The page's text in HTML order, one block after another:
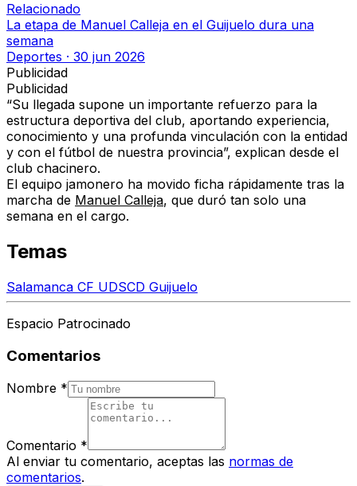
Relacionado
La etapa de Manuel Calleja en el Guijuelo dura una
semana
Deportes · 30 jun 2026
Publicidad
Publicidad
“Su llegada supone un importante refuerzo para la
estructura deportiva del club, aportando experiencia,
conocimiento y una profunda vinculación con la entidad
y con el fútbol de nuestra provincia”, explican desde el
club chacinero.
El equipo jamonero ha movido ficha rápidamente tras la
marcha de Manuel Calleja, que duró tan solo una
semana en el cargo.
Temas
Salamanca CF UDSCD Guijuelo
Espacio Patrocinado
Comentarios
Nombre *
Comentario *
Al enviar tu comentario, aceptas las normas de
comentarios.